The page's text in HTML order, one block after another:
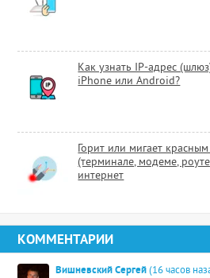
Как узнать IP-адрес
iPhone или Android?
Горит или мигает
(терминале, модеме,
интернет
КОММЕНТАРИИ
Вишневский Сергей (16 часов